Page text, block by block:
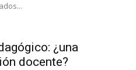
¿una
docente?